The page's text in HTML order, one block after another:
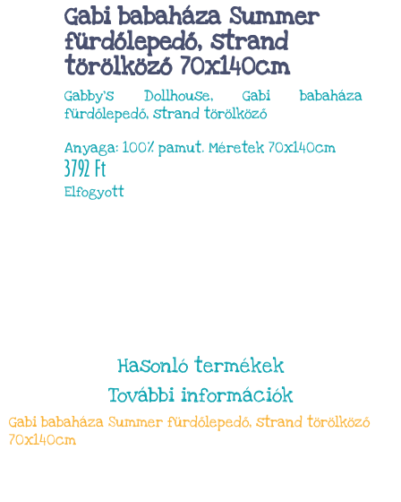
Gabi babaháza Summer
fürdőlepedő, strand
törölköző 70x140cm
Gabby’s Dollhouse, Gabi babaháza
fürdőlepedő, strand törölköző
Anyaga: 100% pamut. Méretek 70x140cm
3792Ft
Elfogyott
Hasonló termékek
További információk
Gabi babaháza Summer fürdőlepedő, strand törölköző
70x140cm